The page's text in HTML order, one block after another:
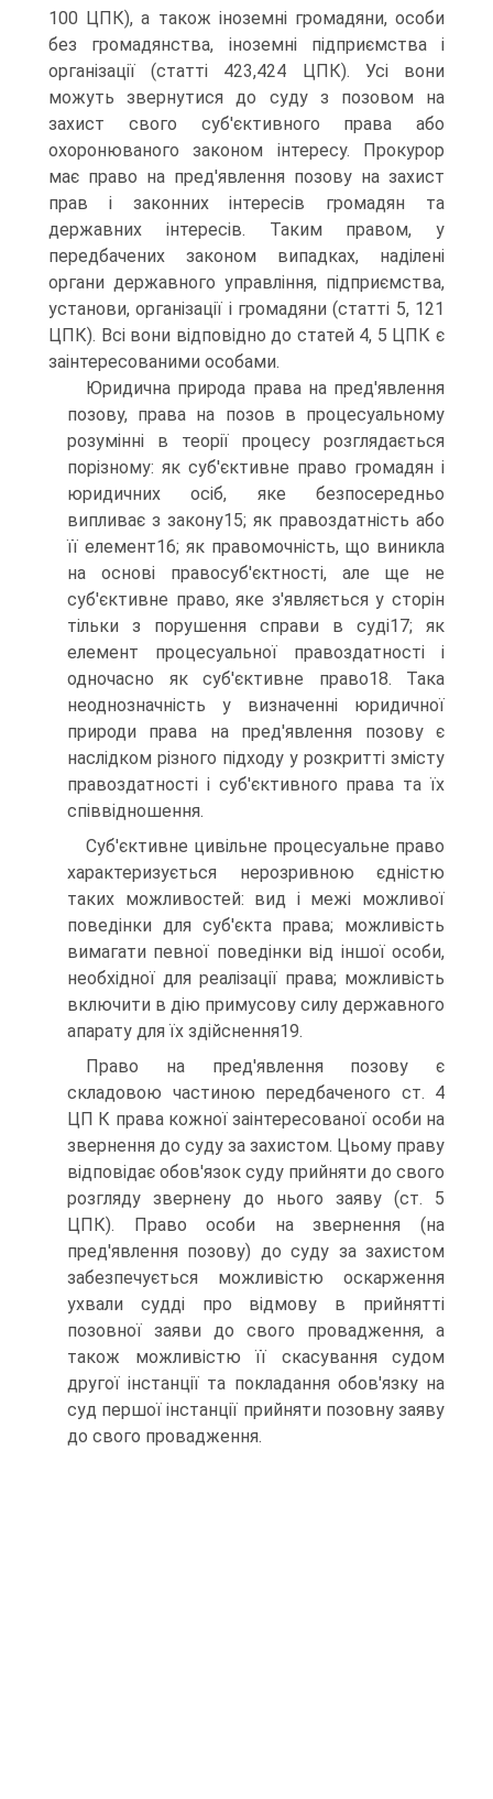
100 ЦПК), а також іноземні громадяни, особи
без громадянства, іноземні підприємства і
організації (статті 423,424 ЦПК). Усі вони
можуть звернутися до суду з позовом на
захист свого суб'єктивного права або
охоронюваного законом інтересу. Прокурор
має право на пред'явлення позову на захист
прав і законних інтересів громадян та
державних інтересів. Таким правом, у
передбачених законом випадках, наділені
органи державного управління, підприємства,
установи, організації і громадяни (статті 5, 121
ЦПК). Всі вони відповідно до статей 4, 5 ЦПК є
заінтересованими особами.
Юридична природа права на пред'явлення
позову, права на позов в процесуальному
розумінні в теорії процесу розглядається
порізному: як суб'єктивне право громадян і
юридичних осіб, яке безпосередньо
випливає з закону15; як правоздатність або
її елемент16; як правомочність, що виникла
на основі правосуб'єктності, але ще не
суб'єктивне право, яке з'являється у сторін
тільки з порушення справи в суді17; як
елемент процесуальної правоздатності і
одночасно як суб'єктивне право18. Така
неоднозначність у визначенні юридичної
природи права на пред'явлення позову є
наслідком різного підходу у розкритті змісту
правоздатності і суб'єктивного права та їх
співвідношення.
Суб'єктивне цивільне процесуальне право
характеризується нерозривною єдністю
таких можливостей: вид і межі можливої
поведінки для суб'єкта права; можливість
вимагати певної поведінки від іншої особи,
необхідної для реалізації права; можливість
включити в дію примусову силу державного
апарату для їх здійснення19.
Право на пред'явлення позову є
складовою частиною передбаченого ст. 4
ЦП К права кожної заінтересованої особи на
звернення до суду за захистом. Цьому праву
відповідає обов'язок суду прийняти до свого
розгляду звернену до нього заяву (ст. 5
ЦПК). Право особи на звернення (на
пред'явлення позову) до суду за захистом
забезпечується можливістю оскарження
ухвали судді про відмову в прийнятті
позовної заяви до свого провадження, а
також можливістю її скасування судом
другої інстанції та покладання обов'язку на
суд першої інстанції прийняти позовну заяву
до свого провадження.